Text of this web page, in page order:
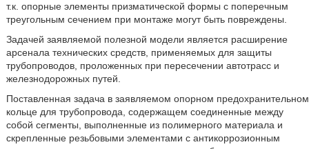
т.к. опорные элементы призматической формы с поперечным
треугольным сечением при монтаже могут быть повреждены.
Задачей заявляемой полезной модели является расширение
арсенала технических средств, применяемых для защиты
трубопроводов, проложенных при пересечении автотрасс и
железнодорожных путей.
Поставленная задача в заявляемом опорном предохранительном
кольце для трубопровода, содержащем соединенные между
собой сегменты, выполненные из полимерного материала и
скрепленные резьбовыми элементами с антикоррозионным